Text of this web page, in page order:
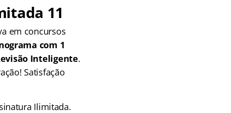
11
em concursos
com 1
Inteligente.
Satisfação
Ilimitada.